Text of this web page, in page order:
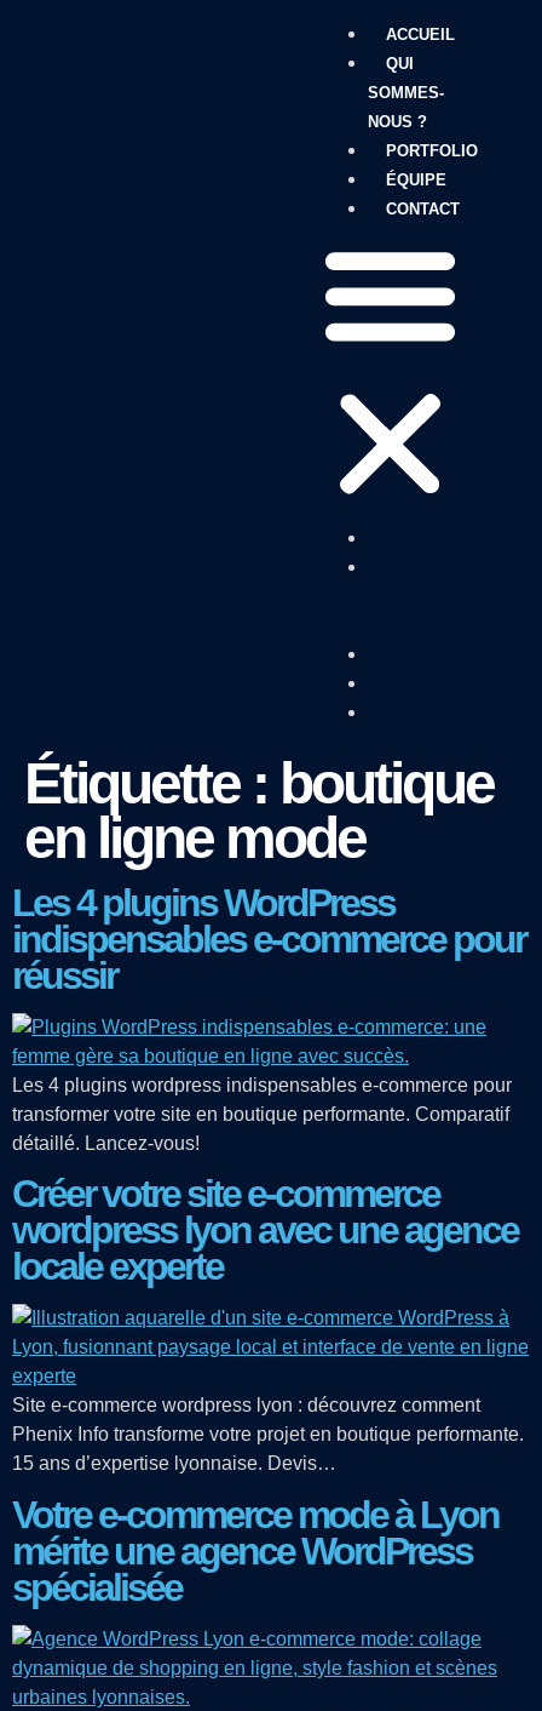
ACCUEIL
QUI
SOMMES-
NOUS ?
PORTFOLIO
ÉQUIPE
CONTACT
Étiquette : boutique
en ligne mode
Les 4 plugins WordPress
indispensables e-commerce pour
réussir
Les 4 plugins wordpress indispensables e-commerce pour
transformer votre site en boutique performante. Comparatif
détaillé. Lancez-vous!
Créer votre site e-commerce
wordpress lyon avec une agence
locale experte
Site e-commerce wordpress lyon : découvrez comment
Phenix Info transforme votre projet en boutique performante.
15 ans d’expertise lyonnaise. Devis…
Votre e-commerce mode à Lyon
mérite une agence WordPress
spécialisée